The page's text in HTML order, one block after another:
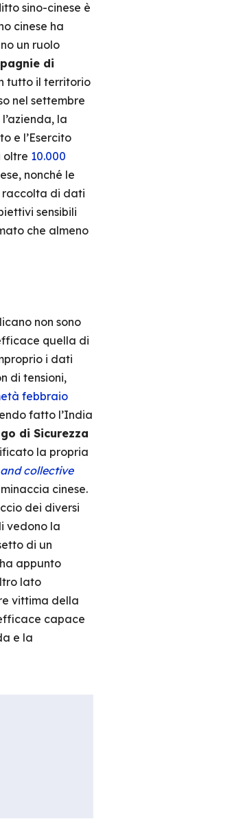
sino-cinese è
cinese ha
un ruolo
di
tutto il territorio
nel settembre
la
e l’Esercito
oltre 10.000
nonché le
raccolta di dati
sensibili
che almeno
non sono
quella di
i dati
di tensioni,
febbraio
fatto l’India
di Sicurezza
la propria
collective
cinese.
dei diversi
vedono la
di un
appunto
lato
vittima della
capace
e la